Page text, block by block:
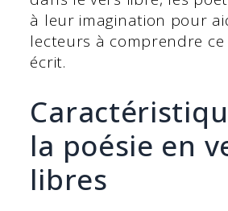
à leur imagination pour
lecteurs à comprendre
écrit.
la poésie en
libres